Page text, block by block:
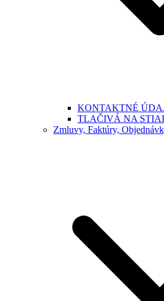
KONTAKTNÉ
TLAČIVÁ NA
Zmluvy, Faktúry,